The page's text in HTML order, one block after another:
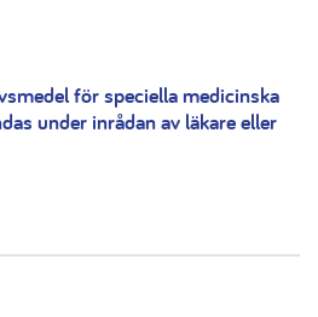
för speciella medicinska
under inrådan av läkare eller